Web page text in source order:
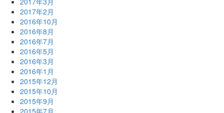
2017年2月
2016年10月
2016年8月
2016年7月
2016年5月
2016年3月
2016年1月
2015年12月
2015年10月
2015年9月
2015年7月